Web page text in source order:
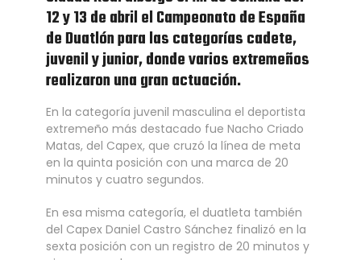
12 y 13 de abril el Campeonato de España
de Duatlón para las categorías cadete,
juvenil y junior, donde varios extremeños
realizaron una gran actuación.
En la categoría juvenil masculina el deportista
extremeño más destacado fue Nacho Criado
Matas, del Capex, que cruzó la línea de meta
en la quinta posición con una marca de 20
minutos y cuatro segundos.
En esa misma categoría, el duatleta también
del Capex Daniel Castro Sánchez finalizó en la
sexta posición con un registro de 20 minutos y